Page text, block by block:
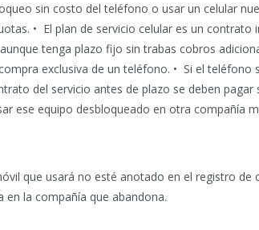
sin costo del teléfono o usar un celular
• El plan de servicio celular es un
tenga plazo fijo sin trabas cobros
exclusiva de un teléfono. • Si el
del servicio antes de plazo se deben
ese equipo desbloqueado en otra compañía
que usará no esté anotado en el registro de
la compañía que abandona.